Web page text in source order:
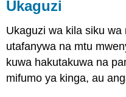
Ukaguzi
Ukaguzi wa kila siku
utafanywa na mtu
kuwa hakutakuwa na
mifumo ya kinga, au